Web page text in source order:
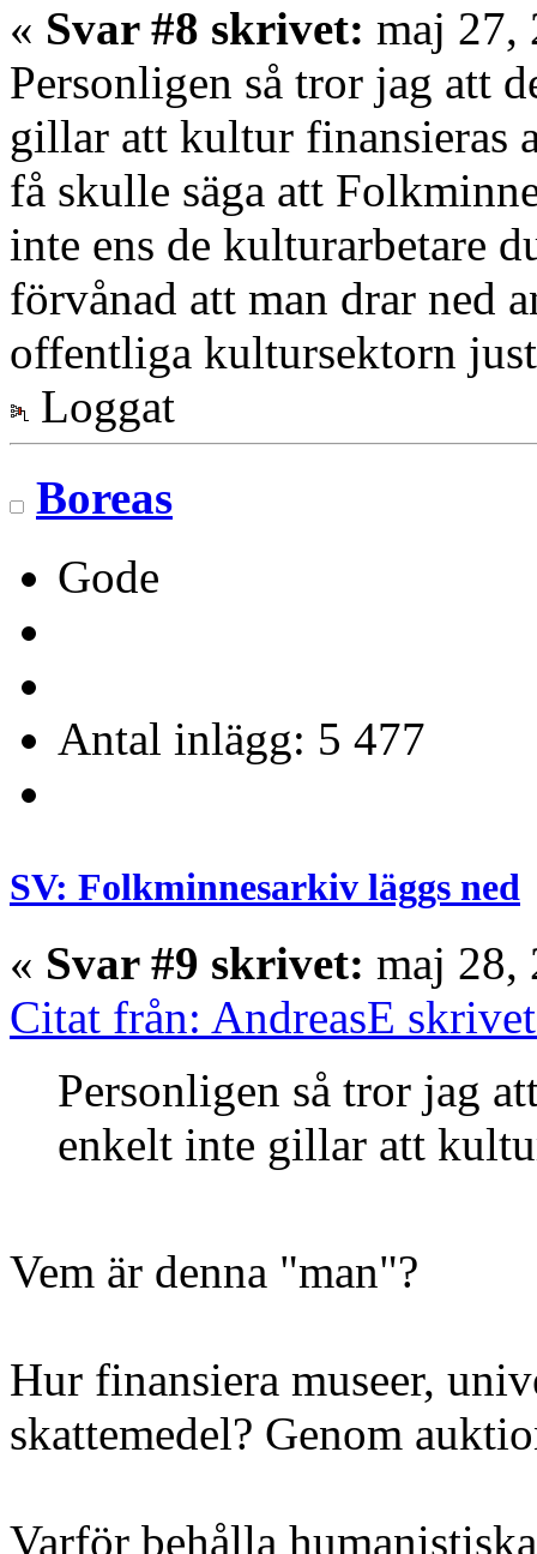
« Svar #8 skrivet: maj 27,
Personligen så tror jag att
gillar att kultur finansieras
få skulle säga att
inte ens de kulturarbetare
förvånad att man drar ned
offentliga kultursektorn
Loggat
Boreas
Gode
Antal inlägg: 5 477
SV: Folkminnesarkiv läggs ned
« Svar #9 skrivet: maj 28,
Citat från: AndreasE
Personligen så tror jag
enkelt inte gillar att
Vem är denna "man"?
Hur finansiera museer,
skattemedel? Genom
Varför behålla